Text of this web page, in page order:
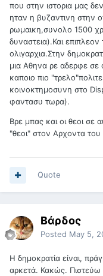
που στην ιστορια μας
ηταν η βυζαντινη στην
ρωμαικη,συνολο 1500
δυναστεια).Και επιπλεον
ολιγαρχια.Στην
μια Αθηνα ρε αδερφε
καποιο πιο
κοινοκτημοσυνη στο
φαντασυ τωρα).
Βρε μπας και οι θεοι
"θεοι" στον Αρχοντα
Quote
Βάρδος
Posted May 5,
Η δημοκρατία είναι,
αρκετά. Κακώς. Πιστεύω